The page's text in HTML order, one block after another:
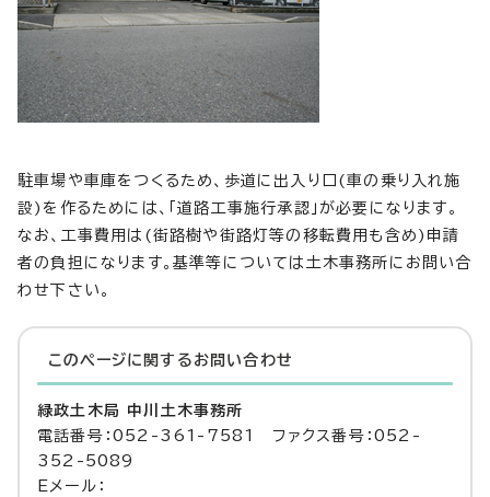
駐車場や車庫をつくるため、歩道に出入り口(車の乗り入れ施
設)を作るためには、「道路工事施行承認」が必要になります。
なお、工事費用は(街路樹や街路灯等の移転費用も含め)申請
者の負担になります。基準等については土木事務所にお問い合
わせ下さい。
このページに関する お問い合わせ
緑政土木局 中川土木事務所
電話番号：052-361-7581 ファクス番号：052-
352-5089
Eメール：